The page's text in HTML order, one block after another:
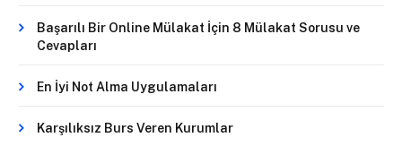
Başarılı Bir Online Mülakat İçin 8 Mülakat Sorusu ve
Cevapları
En İyi Not Alma Uygulamaları
Karşılıksız Burs Veren Kurumlar